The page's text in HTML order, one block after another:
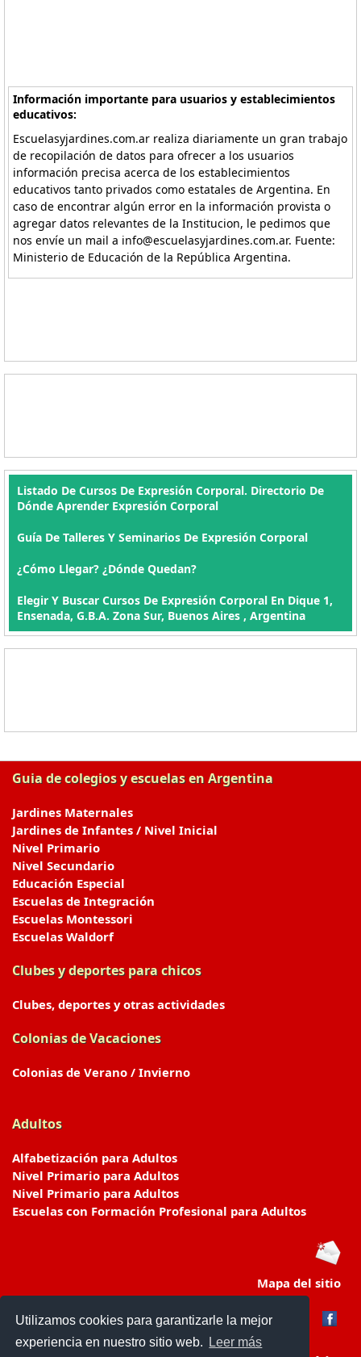
Utilizamos cookies para garantizarle la mejor
experiencia en nuestro sitio web.
Leer más
Información importante para usuarios y establecimientos
educativos:
Escuelasyjardines.com.ar realiza diariamente un gran trabajo
de recopilación de datos para ofrecer a los usuarios
información precisa acerca de los establecimientos
educativos tanto privados como estatales de Argentina. En
caso de encontrar algún error en la información provista o
agregar datos relevantes de la Institucion, le pedimos que
nos envíe un mail a info@escuelasyjardines.com.ar. Fuente:
Ministerio de Educación de la República Argentina.
Listado De Cursos De Expresión Corporal. Directorio De
Dónde Aprender Expresión Corporal
Guía De Talleres Y Seminarios De Expresión Corporal
¿Cómo Llegar? ¿Dónde Quedan?
Elegir Y Buscar Cursos De Expresión Corporal En Dique 1,
Ensenada, G.B.A. Zona Sur, Buenos Aires , Argentina
Guia de colegios y escuelas en Argentina
Jardines Maternales
Jardines de Infantes / Nivel Inicial
Nivel Primario
Nivel Secundario
Educación Especial
Escuelas de Integración
Escuelas Montessori
Escuelas Waldorf
Clubes y deportes para chicos
Clubes, deportes y otras actividades
Colonias de Vacaciones
Colonias de Verano / Invierno
Adultos
Alfabetización para Adultos
Nivel Primario para Adultos
Nivel Primario para Adultos
Escuelas con Formación Profesional para Adultos
Mapa del sitio